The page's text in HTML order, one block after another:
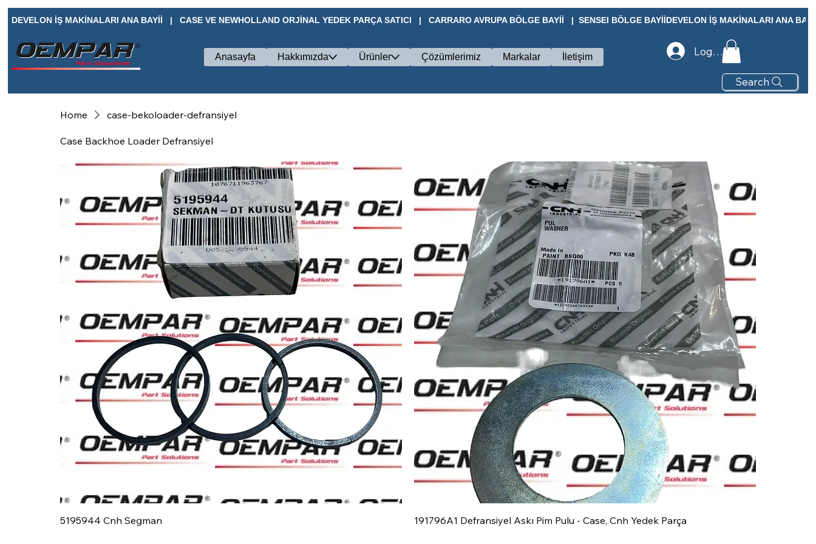
DEVELON İŞ MAKİNALARI ANA BAYİİ   |   CASE VE NEWHOLLAND ORJİNAL YEDEK PARÇA SATICI   |   CARRARO AVRUPA BÖLGE BAYİİ   |  SENSEI BÖLGE BAYİİ
Anasayfa Hakkımızda Ürünler Çözümlerimiz Markalar İletişim Log In
Search
Home case-bekoloader-defransiyel
Case Backhoe Loader Defransiyel
5195944 Cnh Segman 191796A1 Defransiyel Askı Pim Pulu - Case, Cnh Yedek Parça